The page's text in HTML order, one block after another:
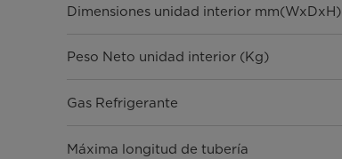
Dimensiones unidad interior mm(WxDxH)
Peso Neto unidad interior (Kg)
Gas Refrigerante
Máxima longitud de tubería